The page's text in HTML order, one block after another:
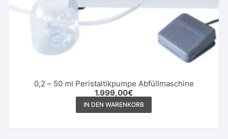
0,2 – 50 ml Peristaltikpumpe Abfüllmaschine
1.999,00€
IN DEN WARENKORB